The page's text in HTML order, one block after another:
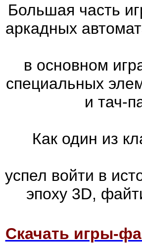
Большая часть
аркадных
в основном
специальных
и тач-
Как один из
успел войти в
эпоху 3D,
Скачать игры-